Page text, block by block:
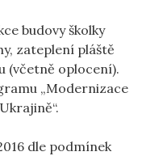
budovy školky
zateplení pláště
(včetně oplocení).
„Modernizace
dle podmínek